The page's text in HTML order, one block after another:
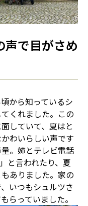
声で目がさめ
から知っているシ
くれました。この
していて、夏はと
わいらしい声です
。姉とテレビ電話
と言われたり、夏
ありました。家の
いつもシュルツさ
らっていました。